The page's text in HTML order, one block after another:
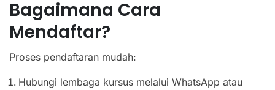
Bagaimana Cara
Mendaftar?
Proses pendaftaran mudah:
Hubungi lembaga kursus melalui WhatsApp atau